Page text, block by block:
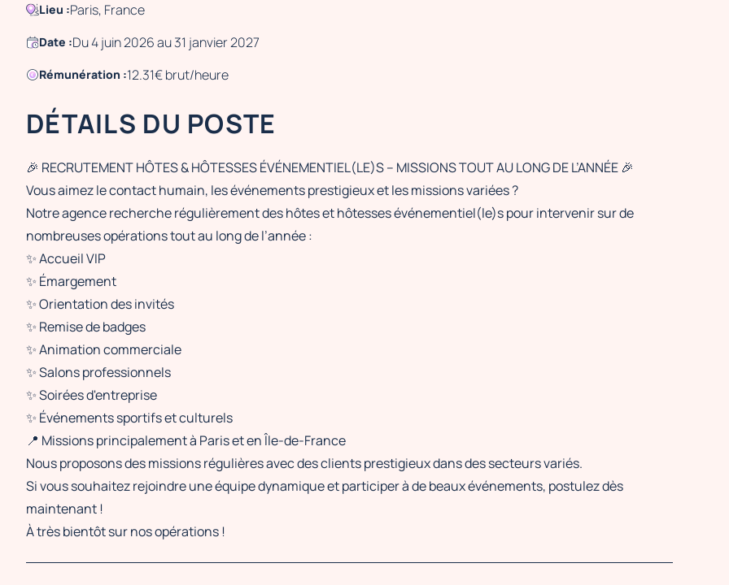
Lieu :Paris, France
Date :Du 4 juin 2026 au 31 janvier 2027
Rémunération :12.31€ brut/heure
DÉTAILS DU POSTE
🎉 RECRUTEMENT HÔTES & HÔTESSES ÉVÉNEMENTIEL(LE)S – MISSIONS TOUT AU LONG DE L’ANNÉE 🎉
Vous aimez le contact humain, les événements prestigieux et les missions variées ?
Notre agence recherche régulièrement des hôtes et hôtesses événementiel(le)s pour intervenir sur de
nombreuses opérations tout au long de l’année :
✨ Accueil VIP
✨ Émargement
✨ Orientation des invités
✨ Remise de badges
✨ Animation commerciale
✨ Salons professionnels
✨ Soirées d'entreprise
✨ Événements sportifs et culturels
📍 Missions principalement à Paris et en Île-de-France
Nous proposons des missions régulières avec des clients prestigieux dans des secteurs variés.
Si vous souhaitez rejoindre une équipe dynamique et participer à de beaux événements, postulez dès
maintenant !
À très bientôt sur nos opérations !